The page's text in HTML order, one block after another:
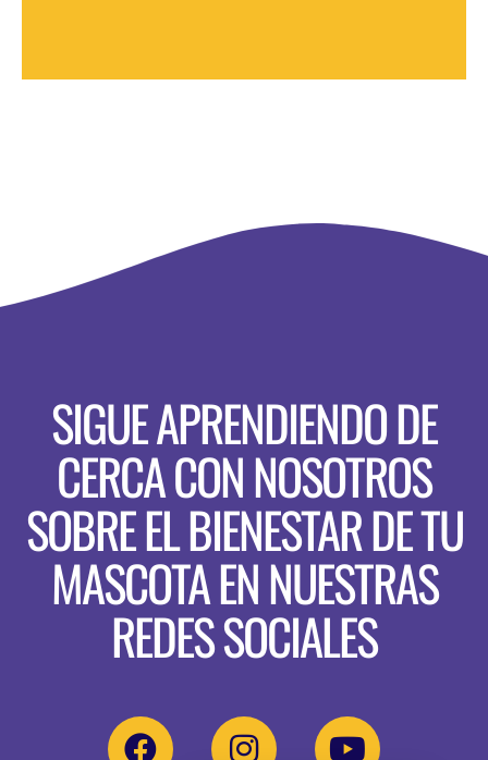
SIGUE APRENDIENDO DE
CERCA CON NOSOTROS
SOBRE EL BIENESTAR DE TU
MASCOTA EN NUESTRAS
REDES SOCIALES